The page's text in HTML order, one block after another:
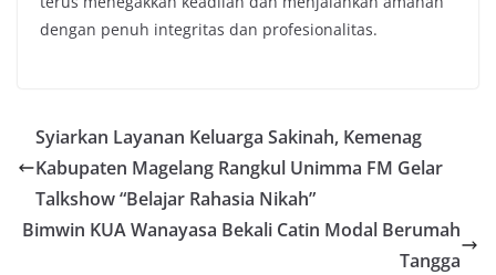
dengan penuh integritas dan profesionalitas.
Syiarkan Layanan Keluarga Sakinah, Kemenag
Kabupaten Magelang Rangkul Unimma FM Gelar
Talkshow “Belajar Rahasia Nikah”
Bimwin KUA Wanayasa Bekali Catin Modal Berumah
Tangga